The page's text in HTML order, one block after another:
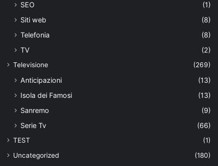
SEO
(1)
Siti web
(8)
Telefonia
(8)
TV
(2)
Televisione (269)
Anticipazioni
(13)
Isola dei Famosi
(13)
Sanremo
(9)
Serie Tv
(66)
TEST
(1)
Uncategorized
(180)